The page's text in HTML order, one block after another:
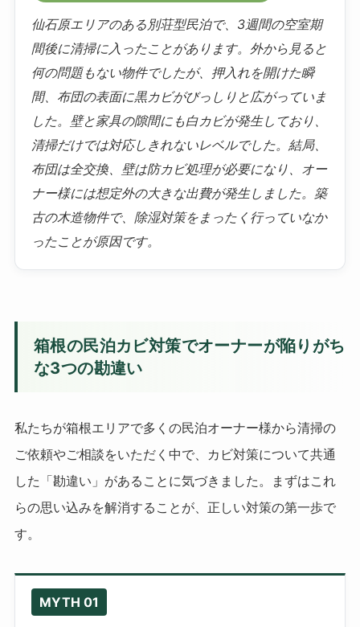
仙石原エリアのある別荘型民泊で、3週間の空室期
間後に清掃に入ったことがあります。外から見ると
何の問題もない物件でしたが、押入れを開けた瞬
間、布団の表面に黒カビがびっしりと広がっていま
した。壁と家具の隙間にも白カビが発生しており、
清掃だけでは対応しきれないレベルでした。結局、
布団は全交換、壁は防カビ処理が必要になり、オー
ナー様には想定外の大きな出費が発生しました。築
古の木造物件で、除湿対策をまったく行っていなか
ったことが原因です。
箱根の民泊カビ対策でオーナーが陥りがち
な3つの勘違い
私たちが箱根エリアで多くの民泊オーナー様から清掃の
ご依頼やご相談をいただく中で、カビ対策について共通
した「勘違い」があることに気づきました。まずはこれ
らの思い込みを解消することが、正しい対策の第一歩で
す。
MYTH 01